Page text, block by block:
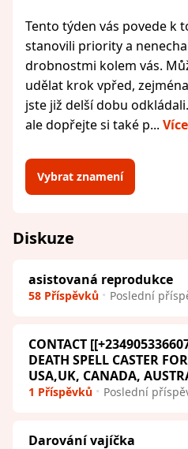
Tento týden vás povede k
stanovili priority a
drobnostmi kolem vás.
udělat krok vpřed,
jste již delší dobu
ale dopřejte si také p... Více
Vybrat znamení
Diskuze
asistovaná reprodukce
58 Příspěvků Poslední
CONTACT
DEATH SPELL CASTER
USA,UK, CANADA,
1 Příspěvků Poslední
Darování vajíčka